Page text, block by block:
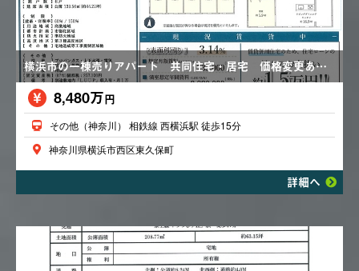
横浜市の一棟売りアパート 共同住宅・居宅 価格変更あり8,980万円→8,780万円→8,480万円
8,480万円
その他（神奈川） 相鉄線 西横浜駅 徒歩15分
神奈川県横浜市西区東久保町
詳細へ